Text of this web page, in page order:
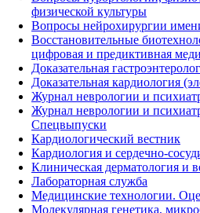
физической культуры
Вопросы нейрохирургии
Восстановительные
цифровая и предиктивная
Доказательная
Доказательная кардиология
Журнал неврологии и
Журнал неврологии и
Спецвыпуски
Кардиологический вестник
Кардиология и сердечно-
Клиническая дерматология и
Лабораторная служба
Медицинские технологии.
Молекулярная генетика,